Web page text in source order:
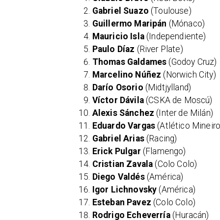
Gabriel Suazo (Toulouse)
Guillermo Maripán (Mónaco)
Mauricio Isla(Independiente)
Paulo Díaz (River Plate)
Thomas Galdames (Godoy Cruz)
Marcelino Núñez (Norwich City)
Darío Osorio (Midtjylland)
Víctor Dávila(CSKA de Moscú)
Alexis Sánchez (Inter de Milán)
Eduardo Vargas (Atlético
Gabriel Arias(Racing)
Erick Pulgar (Flamengo)
Cristian Zavala (Colo Colo)
Diego Valdés(América)
Igor Lichnovsky (América)
Esteban Pavez (Colo Colo)
Rodrigo Echeverría(Huracán)